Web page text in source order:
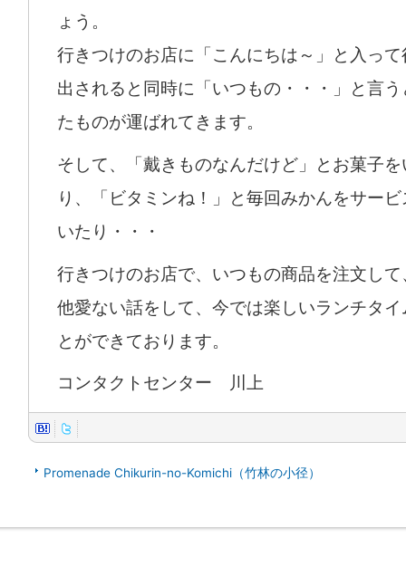
ょう。
行きつけのお店に「こんにちは～」と入っ
出されると同時に「いつもの・・・」と言
たものが運ばれてきます。
そして、「戴きものなんだけど」とお菓子
り、「ビタミンね！」と毎回みかんをサー
いたり・・・
行きつけのお店で、いつもの商品を注文し
他愛ない話をして、今では楽しいランチタ
とができております。
コンタクトセンター 川上
Promenade Chikurin-no-Komichi（竹林の小径）